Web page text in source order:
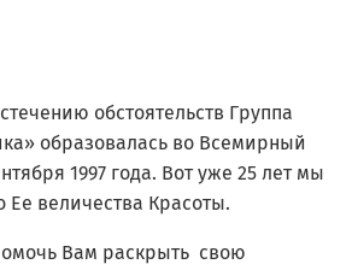
обстоятельств Группа
образовалась во Всемирный
1997 года. Вот уже 25 лет мы
Ее величества Красоты.
Вам раскрыть свою